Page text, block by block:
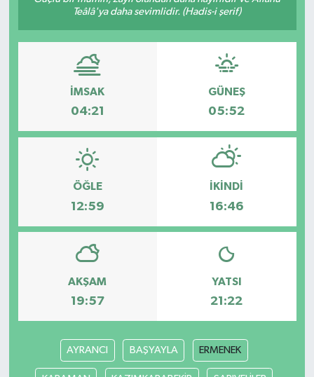
Teâlâ'ya daha sevimlidir. (Hadis-i şerif)
İMSAK
04:21
GÜNEŞ
05:52
ÖĞLE
12:59
İKINDI
16:46
AKŞAM
19:57
YATSI
21:22
AYRANCI BAŞYAYLA ERMENEK